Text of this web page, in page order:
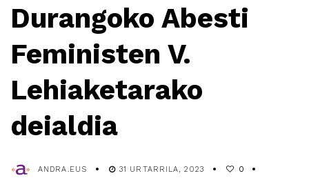
Durangoko Abesti
Feministen V.
Lehiaketarako
deialdia
ANDRA.EUS 31 URTARRILA, 2023 0